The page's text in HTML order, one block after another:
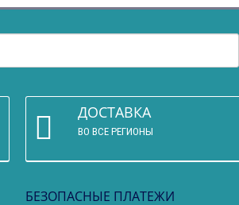
ДОСТАВКА
ВО ВСЕ РЕГИОНЫ
БЕЗОПАСНЫЕ ПЛАТЕЖИ